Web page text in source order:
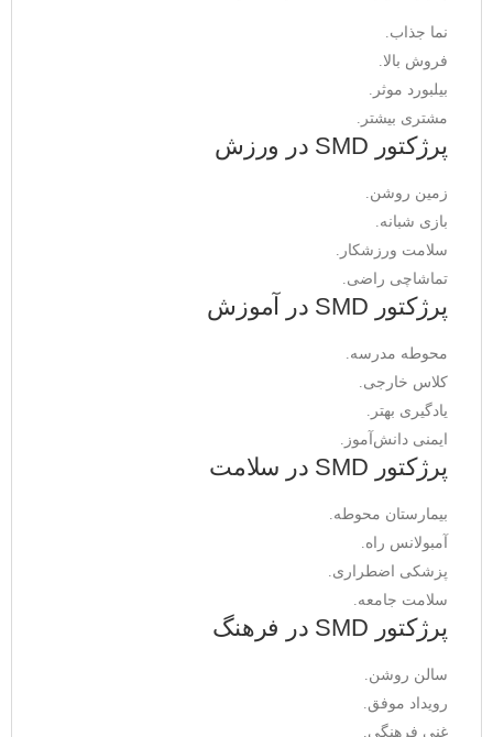
نما جذاب.
فروش بالا.
بیلبورد موثر.
مشتری بیشتر.
پرژکتور SMD در ورزش
زمین روشن.
بازی شبانه.
سلامت ورزشکار.
تماشاچی راضی.
پرژکتور SMD در آموزش
محوطه مدرسه.
کلاس خارجی.
یادگیری بهتر.
ایمنی دانش‌آموز.
پرژکتور SMD در سلامت
بیمارستان محوطه.
آمبولانس راه.
پزشکی اضطراری.
سلامت جامعه.
پرژکتور SMD در فرهنگ
سالن روشن.
رویداد موفق.
غنی فرهنگی.